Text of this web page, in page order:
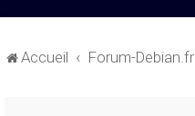
Accueil Forum-Debian.fr